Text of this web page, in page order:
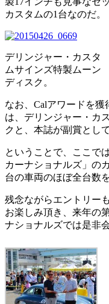
カスタムの1台なのだ。
デリンジャー・カスタ
ムサインズ特製ムーン
ディスク。
なお、Calアワードを
は、デリンジャー・カ
クと、本誌が副賞とし
ということで、ここで
カーナショナルズ」の
台の車両のほぼ全台数
残念ながらエントリー
お楽しみ頂き、来年の
ナショナルズでは是非